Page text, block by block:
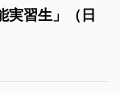
実習生」（日